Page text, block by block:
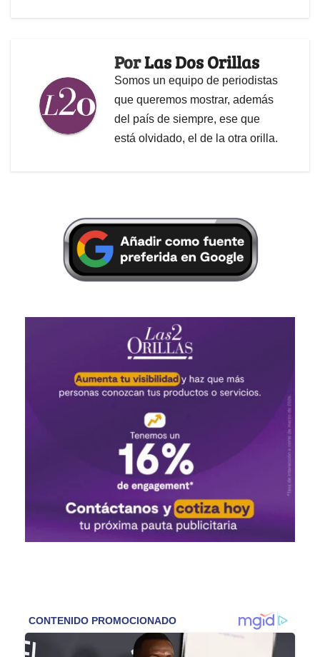
PorLas Dos Orillas
Somos un equipo de periodistas
que queremos mostrar, además
del país de siempre, ese que
está olvidado, el de la otra orilla.